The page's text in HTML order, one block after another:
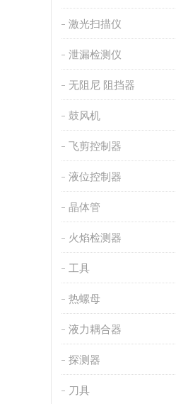
激光扫描仪
泄漏检测仪
无阻尼 阻挡器
鼓风机
飞剪控制器
液位控制器
晶体管
火焰检测器
工具
热螺母
液力耦合器
探测器
刀具